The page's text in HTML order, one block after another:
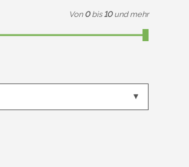
Von 0 bis 10 und mehr